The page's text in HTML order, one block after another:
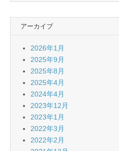
アーカイブ
2026年1月
2025年9月
2025年8月
2025年4月
2024年4月
2023年12月
2023年1月
2022年3月
2022年2月